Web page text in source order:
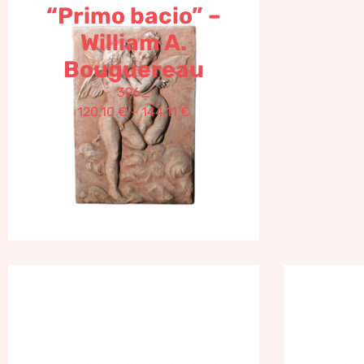
“Primo bacio” –
William A.
Bouguereau
396_
120,10€–144,11 €